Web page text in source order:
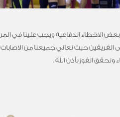
بعض الاخطاء الدفاعية ويجب علينا في
الفريقين حيث نعاني جميعنا من
الفوز بأذن الله .